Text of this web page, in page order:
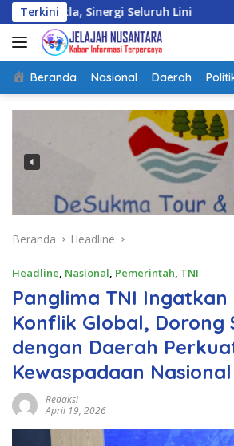
Langsung
ke
konten
Terkini
Seluruh Lini Kepulangan
Beranda Nasional Daerah
Beranda Headline
Headline, Nasional, Pemerintah, TNI
Panglima TNI
Konflik Global, Dorong
dengan Daerah
Kewaspadaan Nasional
Redaksi
April 19, 2026